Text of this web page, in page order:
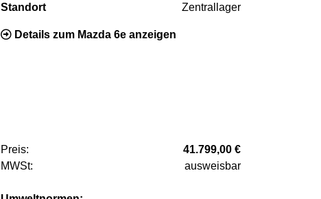
Standort Zentrallager
Details zum Mazda 6e anzeigen
Preis:
41.799,00 €
MWSt:
ausweisbar